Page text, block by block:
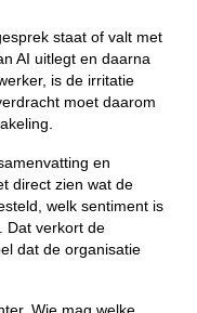
staat of valt met
AI uitlegt en daarna
is de irritatie
moet daarom
en
direct zien wat de
welk sentiment is
Dat verkort de
dat de organisatie
Wie mag welke